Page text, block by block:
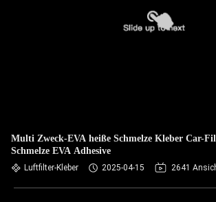
Multi Zweck-EVA heiße Schmelze Kleber Car-
Schmelze EVA Adhesive
Luftfilter-Kleber 2025-04-15 2641